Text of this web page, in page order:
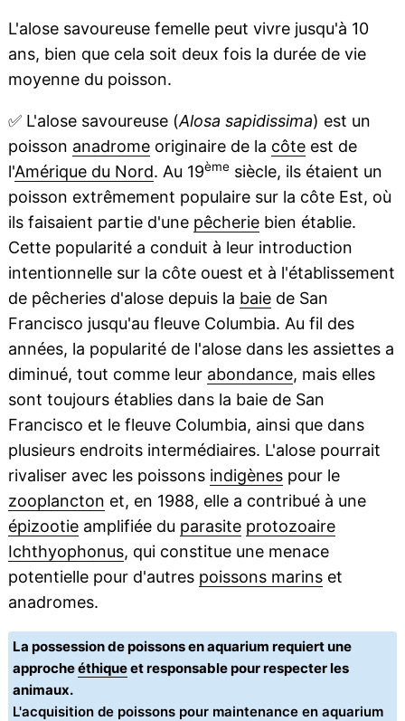
L'alose savoureuse femelle peut vivre jusqu'à 10
ans, bien que cela soit deux fois la durée de vie
moyenne du poisson.
✅L'alose savoureuse (Alosa sapidissima) est un
poisson anadromeoriginaire de la côteest de
l'Amérique du Nord. Au 19èmesiècle, ils étaient un
poisson extrêmement populaire sur la côte Est, où
ils faisaient partie d'une pêcheriebien établie.
Cette popularité a conduit à leur introduction
intentionnelle sur la côte ouest et à l'établissement
de pêcheries d'alose depuis la baiede San
Francisco jusqu'au fleuve Columbia. Au fil des
années, la popularité de l'alose dans les assiettes a
diminué, tout comme leur abondance, mais elles
sont toujours établies dans la baie de San
Francisco et le fleuve Columbia, ainsi que dans
plusieurs endroits intermédiaires. L'alose pourrait
rivaliser avec les poissons indigènespour le
zooplancton et, en 1988, elle a contribué à une
épizootieamplifiée du parasite protozoaire
Ichthyophonus, qui constitue une menace
potentielle pour d'autres poissons marinset
anadromes.
La possession de poissons en aquarium requiert une
approcheéthiqueet responsable pour respecter les
animaux.
L'acquisition de poissons pour maintenance en aquarium